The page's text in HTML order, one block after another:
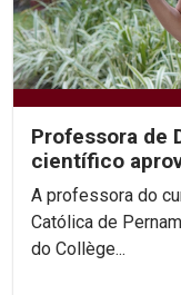
Professora de
científico
International
A professora do
Católica de
do Collège...